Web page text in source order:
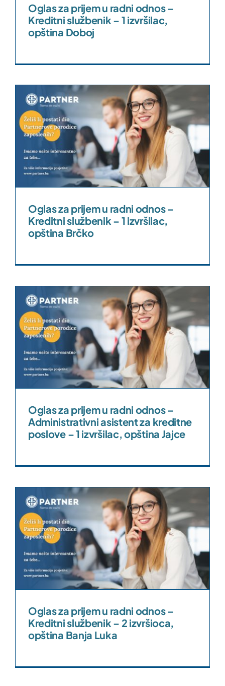
Oglas za prijem u radni odnos –
Kreditni službenik – 1 izvršilac,
opština Doboj
Oglas za prijem u radni odnos –
Kreditni službenik – 1 izvršilac,
opština Brčko
Oglas za prijem u radni odnos –
Administrativni asistent za kreditne
poslove – 1 izvršilac, opština Jajce
Oglas za prijem u radni odnos –
Kreditni službenik – 2 izvršioca,
opština Banja Luka